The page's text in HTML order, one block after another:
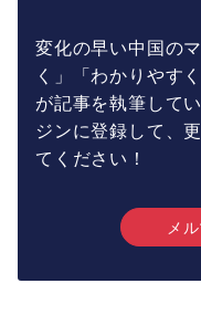
変化の早い中国の
く」「わかりやす
が記事を執筆して
ジンに登録して、
てください！
メ